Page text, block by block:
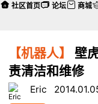
【机器人】
壁
责清洁和维修
Eric
社区首页 论坛 商城